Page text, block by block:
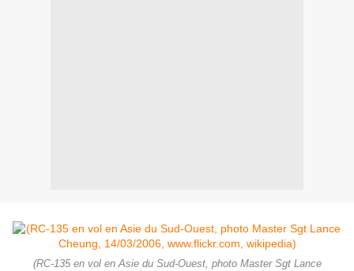
(RC-135 en vol en Asie du Sud-Ouest, photo Master Sgt Lance